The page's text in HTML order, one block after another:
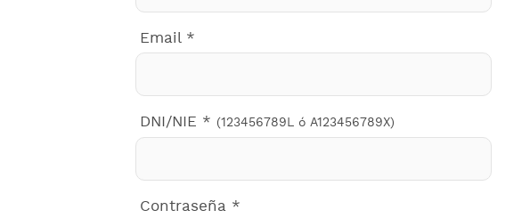
Email *
DNI/NIE * (123456789L ó A123456789X)
Contraseña *